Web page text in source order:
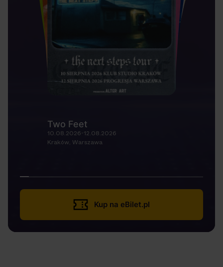
Two Feet
10.08.2026-12.08.2026
Kraków, Warszawa
Kup na eBilet.pl